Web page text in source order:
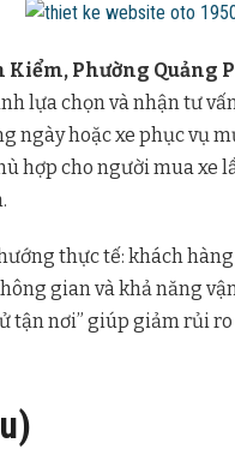
Kiểm, Phường Quảng
lựa chọn và nhận tư
ngày hoặc xe phục vụ
hợp cho người mua xe
thực tế: khách
gian và khả năng vận
tận nơi” giúp giảm rủi ro